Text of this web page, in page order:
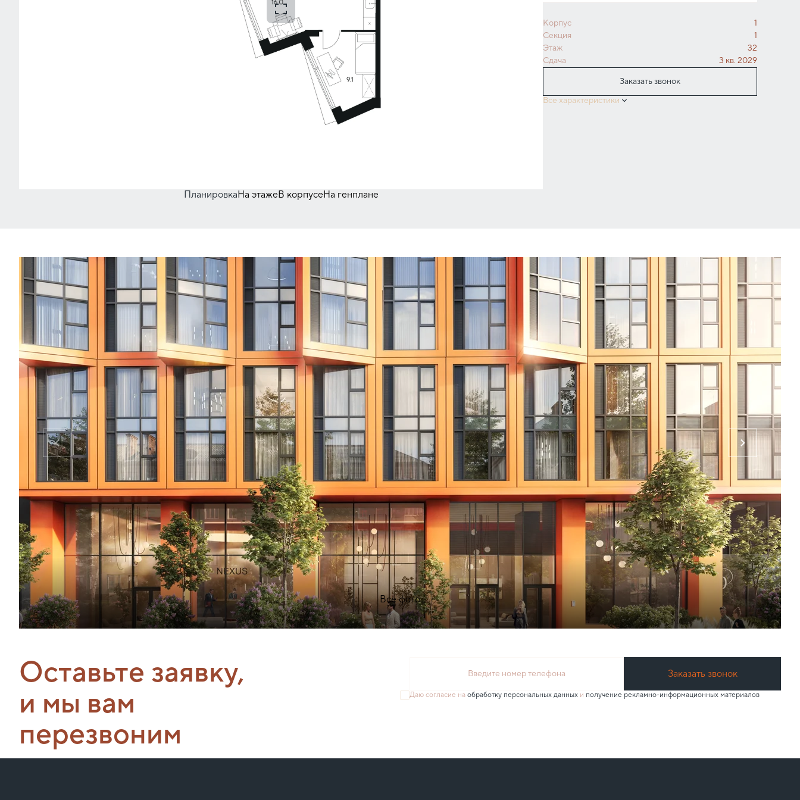
ПланировкаНа этажеВ корпусеНа генплане
Корпус
1
Секция
1
Этаж
32
Сдача
3 кв. 2029
Заказать звонок
Все характеристики
Все фото
Оставьте заявку,
и мы вам
перезвоним
Введите номер телефона Заказать звонок
Даю согласие на обработку персональных данныхи получение рекламно-информационных материалов